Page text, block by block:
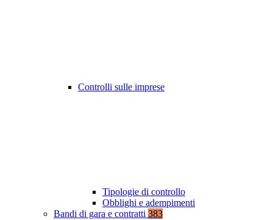
Controlli sulle imprese
Tipologie di controllo
Obblighi e adempimenti
Bandi di gara e contratti 383